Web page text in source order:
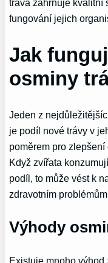
tráva zahrnuje kvalitní
fungování jejich
Jak
osminy
Jeden z
je podíl nové trávy v
poměrem pro
Když zvířata
podíl, to může vést k
zdravotním
Výhody
Existuje mnoho výhod